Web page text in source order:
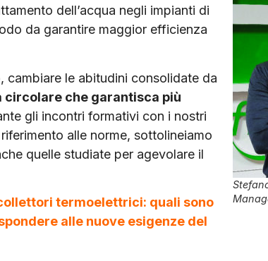
dell’acqua negli impianti di
da garantire maggior efficienza
le abitudini consolidate da
circolare che garantisca più
gli incontri formativi con i nostri
alle norme, sottolineiamo
quelle studiate per agevolare il
termoelettrici: quali sono
alle nuove esigenze del